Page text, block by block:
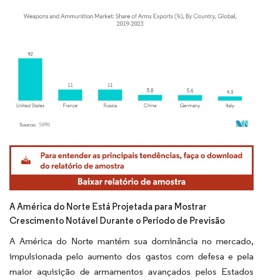
Imagem © Mordor Intelligence. O reuso requer atribuição conforme CC BY 4.0.
A América do Norte Está Projetada para Mostrar
Crescimento Notável Durante o Período de Previsão
A América do Norte mantém sua dominância no mercado,
impulsionada pelo aumento dos gastos com defesa e pela
maior aquisição de armamentos avançados pelos Estados